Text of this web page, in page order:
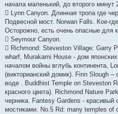
начала маленький, до второго минут
 Lynn Canyon. Длинная тропа где
Подвесной мост. Norwan Falls. Кое-
Осторожно, есть очень опасные для
 Seymour Canyon.
 Richmond: Steveston Village: Garry
wharf, Murakami House - дом
началом войны вглубь континента,
(викторианский домик). Finn Slough
воде . Buddhist Temple on Steveston
красного цвета). Richmond Nature
черника. Fantesy Gardens -
мостиками. No.5 Rd: many temples